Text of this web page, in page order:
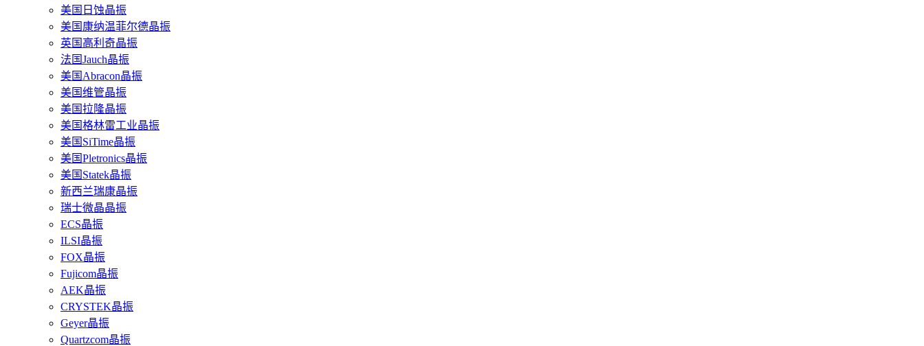
美国日蚀晶振
美国康纳温菲尔德晶振
英国高利奇晶振
法国Jauch晶振
美国Abracon晶振
美国维管晶振
美国拉隆晶振
美国格林雷工业晶振
美国SiTime晶振
美国Pletronics晶振
美国Statek晶振
新西兰瑞康晶振
瑞士微晶晶振
ECS晶振
ILSI晶振
FOX晶振
Fujicom晶振
AEK晶振
CRYSTEK晶振
Geyer晶振
Quartzcom晶振